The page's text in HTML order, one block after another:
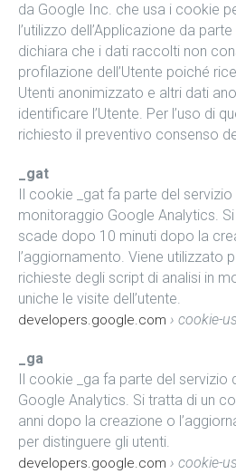
da Google Inc. che usa i cookie
l’utilizzo dell’Applicazione da
dichiara che i dati raccolti non
profilazione dell’Utente poiché
Utenti anonimizzato e altri dati
identificare l’Utente. Per l’uso di
richiesto il preventivo consenso
_gat
Il cookie _gat fa parte del servizio
monitoraggio Google Analytics.
scade dopo 10 minuti dopo la
l’aggiornamento. Viene utilizzato
richieste degli script di analisi in
uniche le visite dell’utente.
developers.google.com › cookie-
_ga
Il cookie _ga fa parte del servizio
Google Analytics. Si tratta di un
anni dopo la creazione o
per distinguere gli utenti.
developers.google.com › cookie-